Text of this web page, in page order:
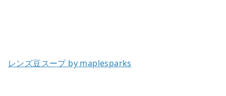
レンズ豆スープ by maplesparks